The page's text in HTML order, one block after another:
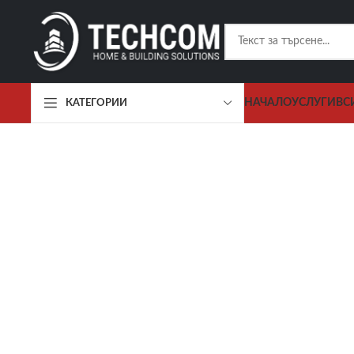
КАТЕГОРИИ НАЧАЛОУСЛУГИ